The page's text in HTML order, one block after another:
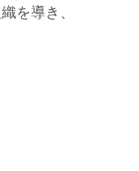
を導き、